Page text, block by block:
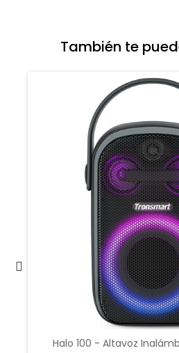
También te
Halo 100 - Altavoz